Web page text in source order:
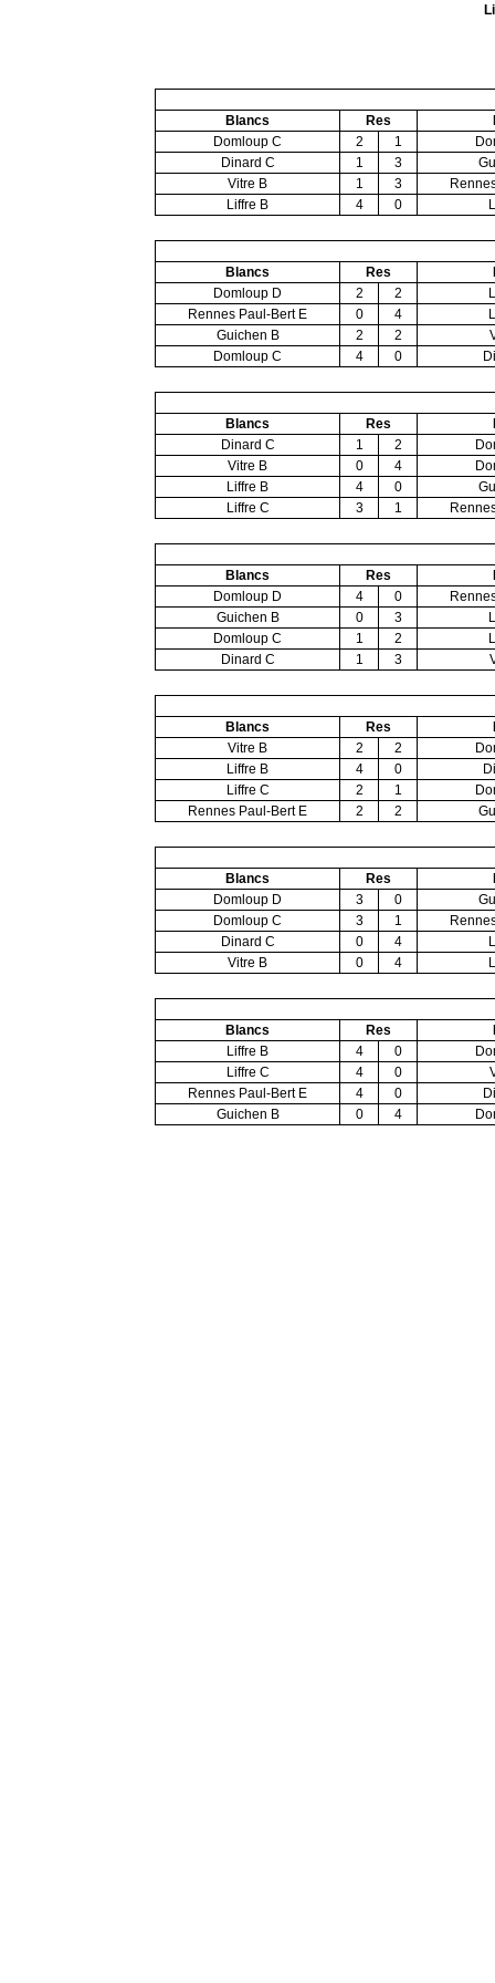
Blancs Res
Domloup C
2 1
Dinard C
1 3
Vitre B
1 3
Liffre B
4 0
Blancs Res
Domloup D
2 2
Rennes Paul-Bert E
0 4
Guichen B
2 2
Domloup C
4 0
Blancs Res
Dinard C
1 2
Vitre B
0 4
Liffre B
4 0
Liffre C
3 1
Blancs Res
Domloup D
4 0
Guichen B
0 3
Domloup C
1 2
Dinard C
1 3
Blancs Res
Vitre B
2 2
Liffre B
4 0
Liffre C
2 1
Rennes Paul-Bert E
2 2
Blancs Res
Domloup D
3 0
Domloup C
3 1
Dinard C
0 4
Vitre B
0 4
Blancs Res
Liffre B
4 0
Liffre C
4 0
Rennes Paul-Bert E
4 0
Guichen B
0 4